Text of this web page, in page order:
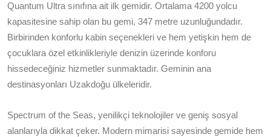
Quantum Ultra sınıfına ait ilk gemidir. Ortalama 4200 yolcu
kapasitesine sahip olan bu gemi, 347 metre uzunluğundadır.
Birbirinden konforlu kabin seçenekleri ve hem yetişkin hem de
çocuklara özel etkinlikleriyle denizin üzerinde konforu
hissedeceğiniz hizmetler sunmaktadır. Geminin ana
destinasyonları Uzakdoğu ülkeleridir.
Spectrum of the Seas, yenilikçi teknolojiler ve geniş sosyal
alanlarıyla dikkat çeker. Modern mimarisi sayesinde gemide hem